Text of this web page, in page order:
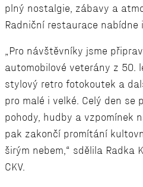
plný nostalgie, zábavy a
Radniční restaurace nabídne
„Pro návštěvníky jsme
automobilové veterány z 50.
stylový retro fotokoutek a
pro malé i velké. Celý den se
pohody, hudby a vzpomínek
pak zakončí promítání
širým nebem,“ sdělila Radka
CKV.